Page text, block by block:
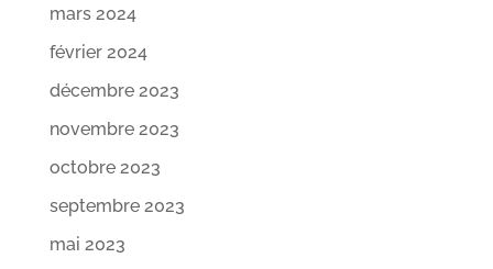
mars 2024
février 2024
décembre 2023
novembre 2023
octobre 2023
septembre 2023
mai 2023